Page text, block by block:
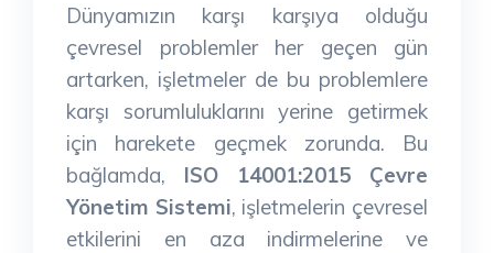
Dünyamızın karşı karşıya olduğu
çevresel problemler her geçen gün
artarken, işletmeler de bu problemlere
karşı sorumluluklarını yerine getirmek
için harekete geçmek zorunda. Bu
bağlamda, ISO 14001:2015 Çevre
Yönetim Sistemi, işletmelerin çevresel
etkilerini en aza indirmelerine ve